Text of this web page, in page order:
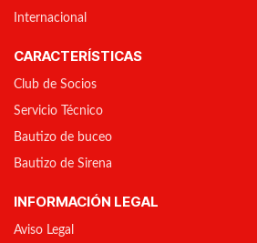
Internacional
CARACTERÍSTICAS
Club de Socios
Servicio Técnico
Bautizo de buceo
Bautizo de Sirena
INFORMACIÓN LEGAL
Aviso Legal